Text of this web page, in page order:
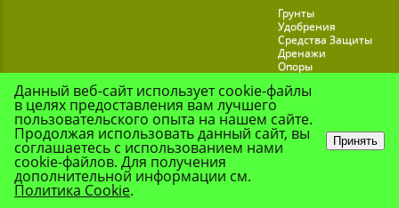
Грунты
Удобрения
Средства Защиты
Дренажи
Опоры
Подставки для Цветов
Данный веб-сайт использует cookie-файлы
в целях предоставления вам лучшего
пользовательского опыта на нашем сайте.
Продолжая использовать данный сайт, вы
соглашаетесь с использованием нами
cookie-файлов. Для получения
дополнительной информации см.
Политика Cookie.
Принять